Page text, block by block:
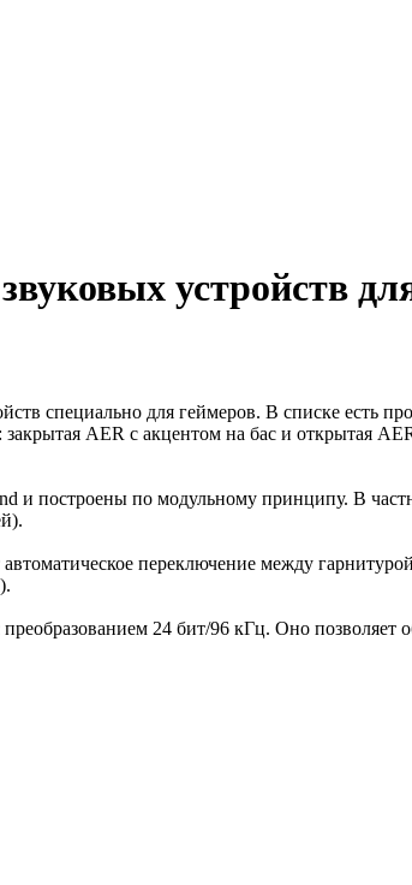
устройств
специально для геймеров. В списке есть
закрытая AER с акцентом на бас и открытая
и построены по модульному принципу. В
переключение между
24 бит/96 кГц. Оно позволяет